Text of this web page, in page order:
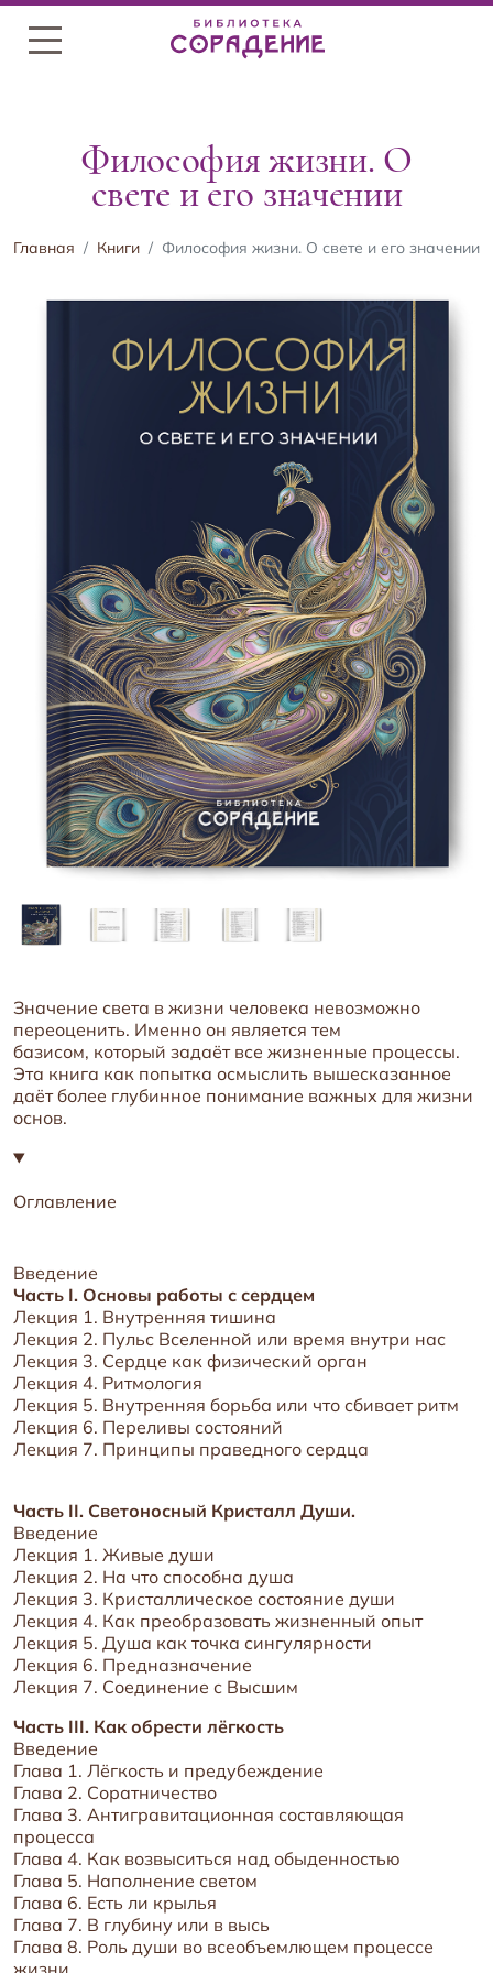
Меню
Философия жизни. О
свете и его значении
Главная Книги Философия жизни. О свете и его значении
Значение света в жизни человека невозможно
переоценить. Именно он является тем
базисом, который задаёт все жизненные процессы.
Эта книга как попытка осмыслить вышесказанное
даёт более глубинное понимание важных для жизни
основ.
Оглавление
Введение
Часть I. Основы работы с сердцем
Лекция 1. Внутренняя тишина
Лекция 2. Пульс Вселенной или время внутри нас
Лекция 3. Сердце как физический орган
Лекция 4. Ритмология
Лекция 5. Внутренняя борьба или что сбивает ритм
Лекция 6. Переливы состояний
Лекция 7. Принципы праведного сердца
Часть II. Светоносный Кристалл Души.
Введение
Лекция 1. Живые души
Лекция 2. На что способна душа
Лекция 3. Кристаллическое состояние души
Лекция 4. Как преобразовать жизненный опыт
Лекция 5. Душа как точка сингулярности
Лекция 6. Предназначение
Лекция 7. Соединение с Высшим
Часть III. Как обрести лёгкость
Введение
Глава 1. Лёгкость и предубеждение
Глава 2. Соратничество
Глава 3. Антигравитационная составляющая
процесса
Глава 4. Как возвыситься над обыденностью
Глава 5. Наполнение светом
Глава 6. Есть ли крылья
Глава 7. В глубину или в высь
Глава 8. Роль души во всеобъемлющем процессе